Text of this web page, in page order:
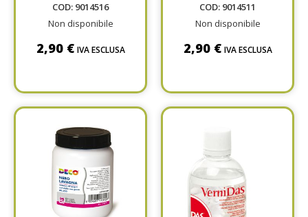
COD: 9014516
Non disponibile
2,90 € IVA ESCLUSA
COD: 9014511
Non disponibile
2,90 € IVA ESCLUSA